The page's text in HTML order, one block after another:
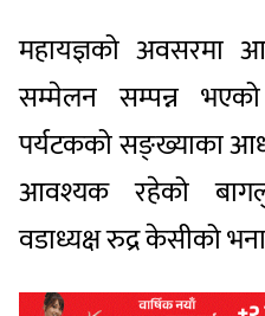
महायज्ञको अवसरमा
सम्मेलन सम्पन्न
पर्यटकको सङ्ख्याका
आवश्यक रहेको
वडाध्यक्ष रुद्र केसीको